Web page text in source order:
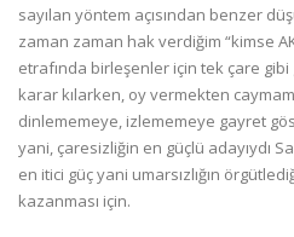
sayılan yöntem açısından benzer
zaman zaman hak verdiğim “kimse
etrafında birleşenler için tek çare
karar kılarken, oy vermekten
dinlememeye, izlememeye gayret
yani, çaresizliğin en güçlü adayıydı
en itici güç yani umarsızlığın
kazanması için.